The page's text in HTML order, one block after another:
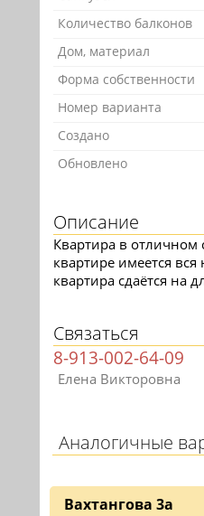
Количество балконов
Дом, материал
Форма собственности
Номер варианта
Создано
Обновлено
Описание
Квартира в отличном
квартире имеется
квартира сдаётся на
Связаться
8-913-002-64-09
Елена Викторовна
Аналогичные
Вахтангова 3а